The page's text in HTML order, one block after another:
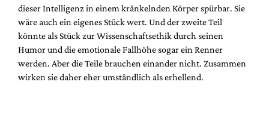
dieser Intelligenz in einem kränkelnden Körper spürbar. Sie
wäre auch ein eigenes Stück wert. Und der zweite Teil
könnte als Stück zur Wissenschaftsethik durch seinen
Humor und die emotionale Fallhöhe sogar ein Renner
werden. Aber die Teile brauchen einander nicht. Zusammen
wirken sie daher eher umständlich als erhellend.